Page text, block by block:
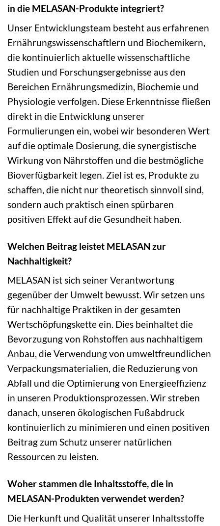
in die MELASAN-Produkte integriert?
Unser Entwicklungsteam besteht aus erfahrenen
Ernährungswissenschaftlern und Biochemikern,
die kontinuierlich aktuelle wissenschaftliche
Studien und Forschungsergebnisse aus den
Bereichen Ernährungsmedizin, Biochemie und
Physiologie verfolgen. Diese Erkenntnisse fließen
direkt in die Entwicklung unserer
Formulierungen ein, wobei wir besonderen Wert
auf die optimale Dosierung, die synergistische
Wirkung von Nährstoffen und die bestmögliche
Bioverfügbarkeit legen. Ziel ist es, Produkte zu
schaffen, die nicht nur theoretisch sinnvoll sind,
sondern auch praktisch einen spürbaren
positiven Effekt auf die Gesundheit haben.
Welchen Beitrag leistet MELASAN zur
Nachhaltigkeit?
MELASAN ist sich seiner Verantwortung
gegenüber der Umwelt bewusst. Wir setzen uns
für nachhaltige Praktiken in der gesamten
Wertschöpfungskette ein. Dies beinhaltet die
Bevorzugung von Rohstoffen aus nachhaltigem
Anbau, die Verwendung von umweltfreundlichen
Verpackungsmaterialien, die Reduzierung von
Abfall und die Optimierung von Energieeffizienz
in unseren Produktionsprozessen. Wir streben
danach, unseren ökologischen Fußabdruck
kontinuierlich zu minimieren und einen positiven
Beitrag zum Schutz unserer natürlichen
Ressourcen zu leisten.
Woher stammen die Inhaltsstoffe, die in
MELASAN-Produkten verwendet werden?
Die Herkunft und Qualität unserer Inhaltsstoffe